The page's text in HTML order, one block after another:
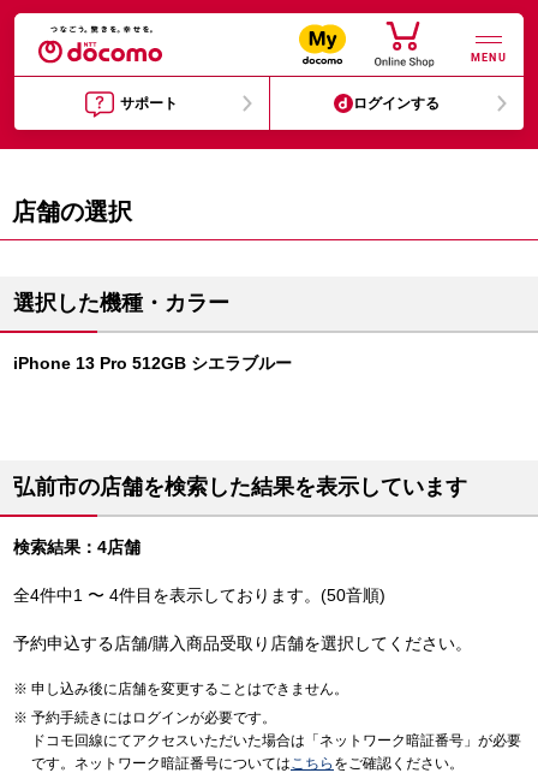
MENU
サポート ログインする
店舗の選択
選択した機種・カラー
iPhone 13 Pro 512GB シエラブルー
弘前市の店舗を検索した結果を表示しています
検索結果：4店舗
全4件中1 〜 4件目を表示しております。(50音順)
予約申込する店舗/購入商品受取り店舗を選択してください。
申し込み後に店舗を変更することはできません。
予約手続きにはログインが必要です。
ドコモ回線にてアクセスいただいた場合は「ネットワーク暗証番号」が必要
です。ネットワーク暗証番号についてはこちら をご確認ください。